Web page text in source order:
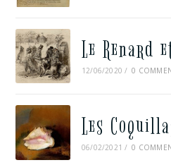
Le Renard
12/06/2020 / 0
Les
06/02/2021 / 0